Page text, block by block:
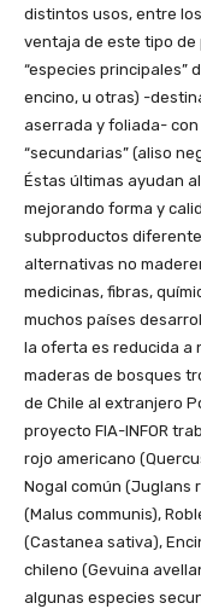
distintos usos, entre
ventaja de este tipo
“especies principales”
encino, u otras) -
aserrada y foliada- con
“secundarias” (aliso
Éstas últimas ayudan
mejorando forma y
subproductos
alternativas no
medicinas, fibras,
muchos países
la oferta es reducida a
maderas de bosques
de Chile al extranjero
proyecto FIA-INFOR
rojo americano
Nogal común (Juglans
(Malus communis),
(Castanea sativa),
chileno (Gevuina
algunas especies